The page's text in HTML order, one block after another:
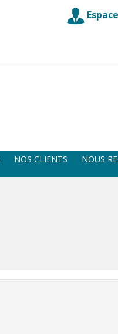
NOS CLIENTS NOUS